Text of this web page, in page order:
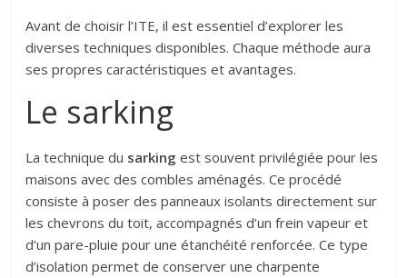
Avant de choisir l’ITE, il est essentiel d’explorer les
diverses techniques disponibles. Chaque méthode aura
ses propres caractéristiques et avantages.
Le sarking
La technique du sarking est souvent privilégiée pour les
maisons avec des combles aménagés. Ce procédé
consiste à poser des panneaux isolants directement sur
les chevrons du toit, accompagnés d’un frein vapeur et
d’un pare-pluie pour une étanchéité renforcée. Ce type
d’isolation permet de conserver une charpente